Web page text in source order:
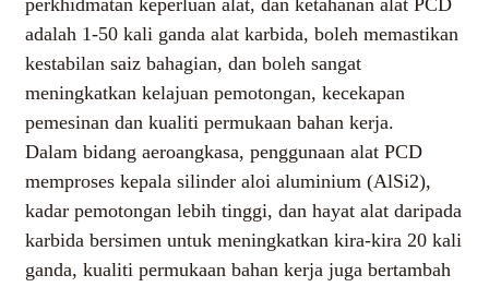
perkhidmatan keperluan alat, dan ketahanan alat PCD
adalah 1-50 kali ganda alat karbida, boleh memastikan
kestabilan saiz bahagian, dan boleh sangat
meningkatkan kelajuan pemotongan, kecekapan
pemesinan dan kualiti permukaan bahan kerja.
Dalam bidang aeroangkasa, penggunaan alat PCD
memproses kepala silinder aloi aluminium (AlSi2),
kadar pemotongan lebih tinggi, dan hayat alat daripada
karbida bersimen untuk meningkatkan kira-kira 20 kali
ganda, kualiti permukaan bahan kerja juga bertambah
dan aloi bukan ferus seperti aloi SI/Al, aluminium,
tembaga dan aloi yang serupa.
Ia juga digunakan untuk mesin bahan bukan logam
seperti kayu, grafit, seramik, plastik, getah dan
sebagainya, di mana rintangan lelasan yang tinggi
dan jangka hayat yang panjang diperlukan.
Send